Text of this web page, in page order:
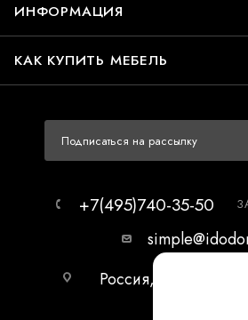
ИНФОРМАЦИЯ
КАК КУПИТЬ МЕБЕЛЬ
Подписаться на рассылку
+7(495)740-35-50
Россия, г.Москва,